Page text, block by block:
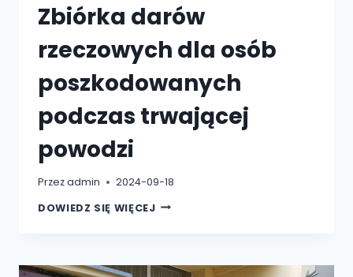
Zbiórka darów
rzeczowych dla osób
poszkodowanych
podczas trwającej
powodzi
Przezadmin
2024-09-18
DOWIEDZ SIĘ WIĘCEJZBIÓRKA
PODCZAS